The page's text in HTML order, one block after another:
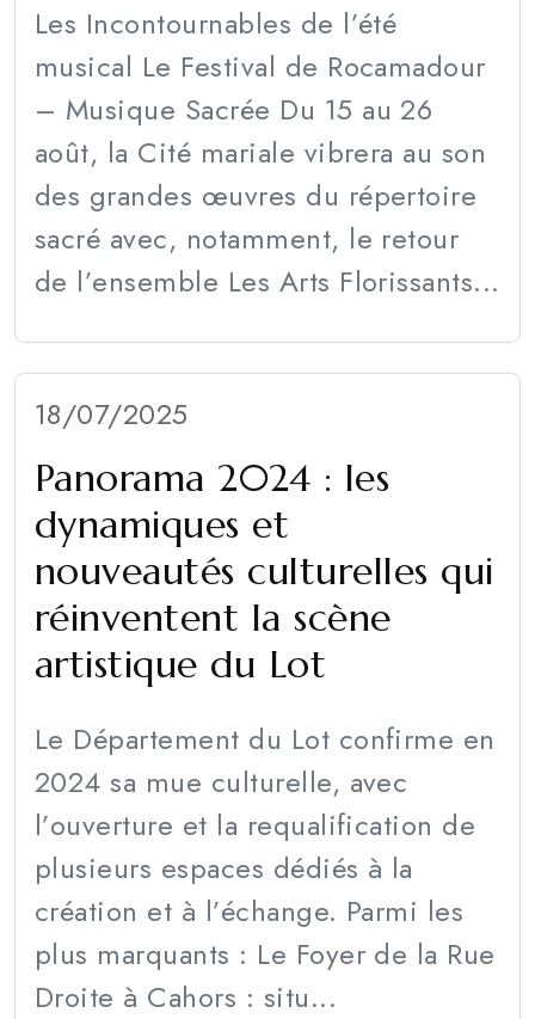
Les Incontournables de l’été
musical Le Festival de Rocamadour
– Musique Sacrée Du 15 au 26
août, la Cité mariale vibrera au son
des grandes œuvres du répertoire
sacré avec, notamment, le retour
de l’ensemble Les Arts Florissants...
18/07/2025
Panorama 2024 : les
dynamiques et
nouveautés culturelles qui
réinventent la scène
artistique du Lot
Le Département du Lot confirme en
2024 sa mue culturelle, avec
l’ouverture et la requalification de
plusieurs espaces dédiés à la
création et à l’échange. Parmi les
plus marquants : Le Foyer de la Rue
Droite à Cahors : situ...